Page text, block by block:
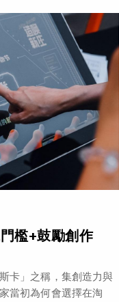
門檻+鼓勵創作
卡」之稱，集創造力與
當初為何會選擇在淘